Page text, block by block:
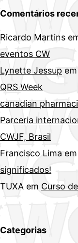
Comentários
Ricardo Martins
eventos CW
Lynette Jessup em
QRS Week
canadian
Parceria
CWJF, Brasil
Francisco Lima em
significados!
TUXA em Curso
Categorias